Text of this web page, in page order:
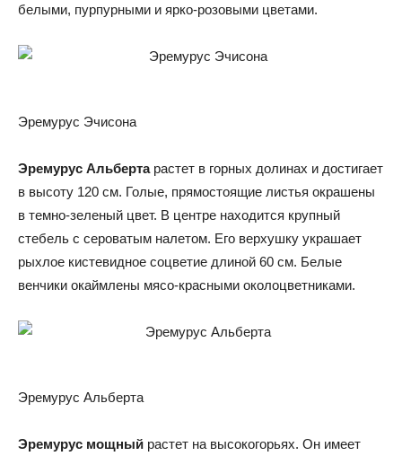
белыми, пурпурными и ярко-розовыми цветами.
Эремурус Эчисона
Эремурус Альбертарастет в горных долинах и достигает
в высоту 120 см. Голые, прямостоящие листья окрашены
в темно-зеленый цвет. В центре находится крупный
стебель с сероватым налетом. Его верхушку украшает
рыхлое кистевидное соцветие длиной 60 см. Белые
венчики окаймлены мясо-красными околоцветниками.
Эремурус Альберта
Эремурус мощный растет на высокогорьях. Он имеет